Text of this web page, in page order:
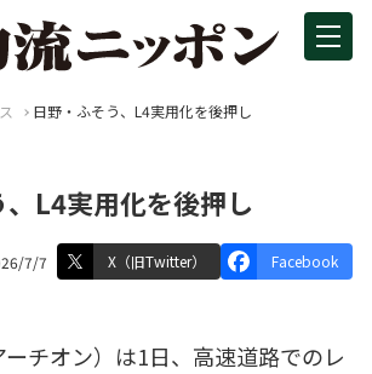
日野・ふそう、L4実用化を後押し
L4実用化を後押し
7/7 X（旧Twitter） Facebook
ーチオン）は1日、高速道路でのレ